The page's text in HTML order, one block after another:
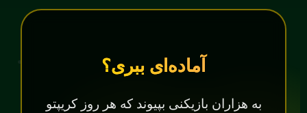
آماده‌ای ببری؟
به هزاران بازیکنی بپیوند که هر روز کریپتو